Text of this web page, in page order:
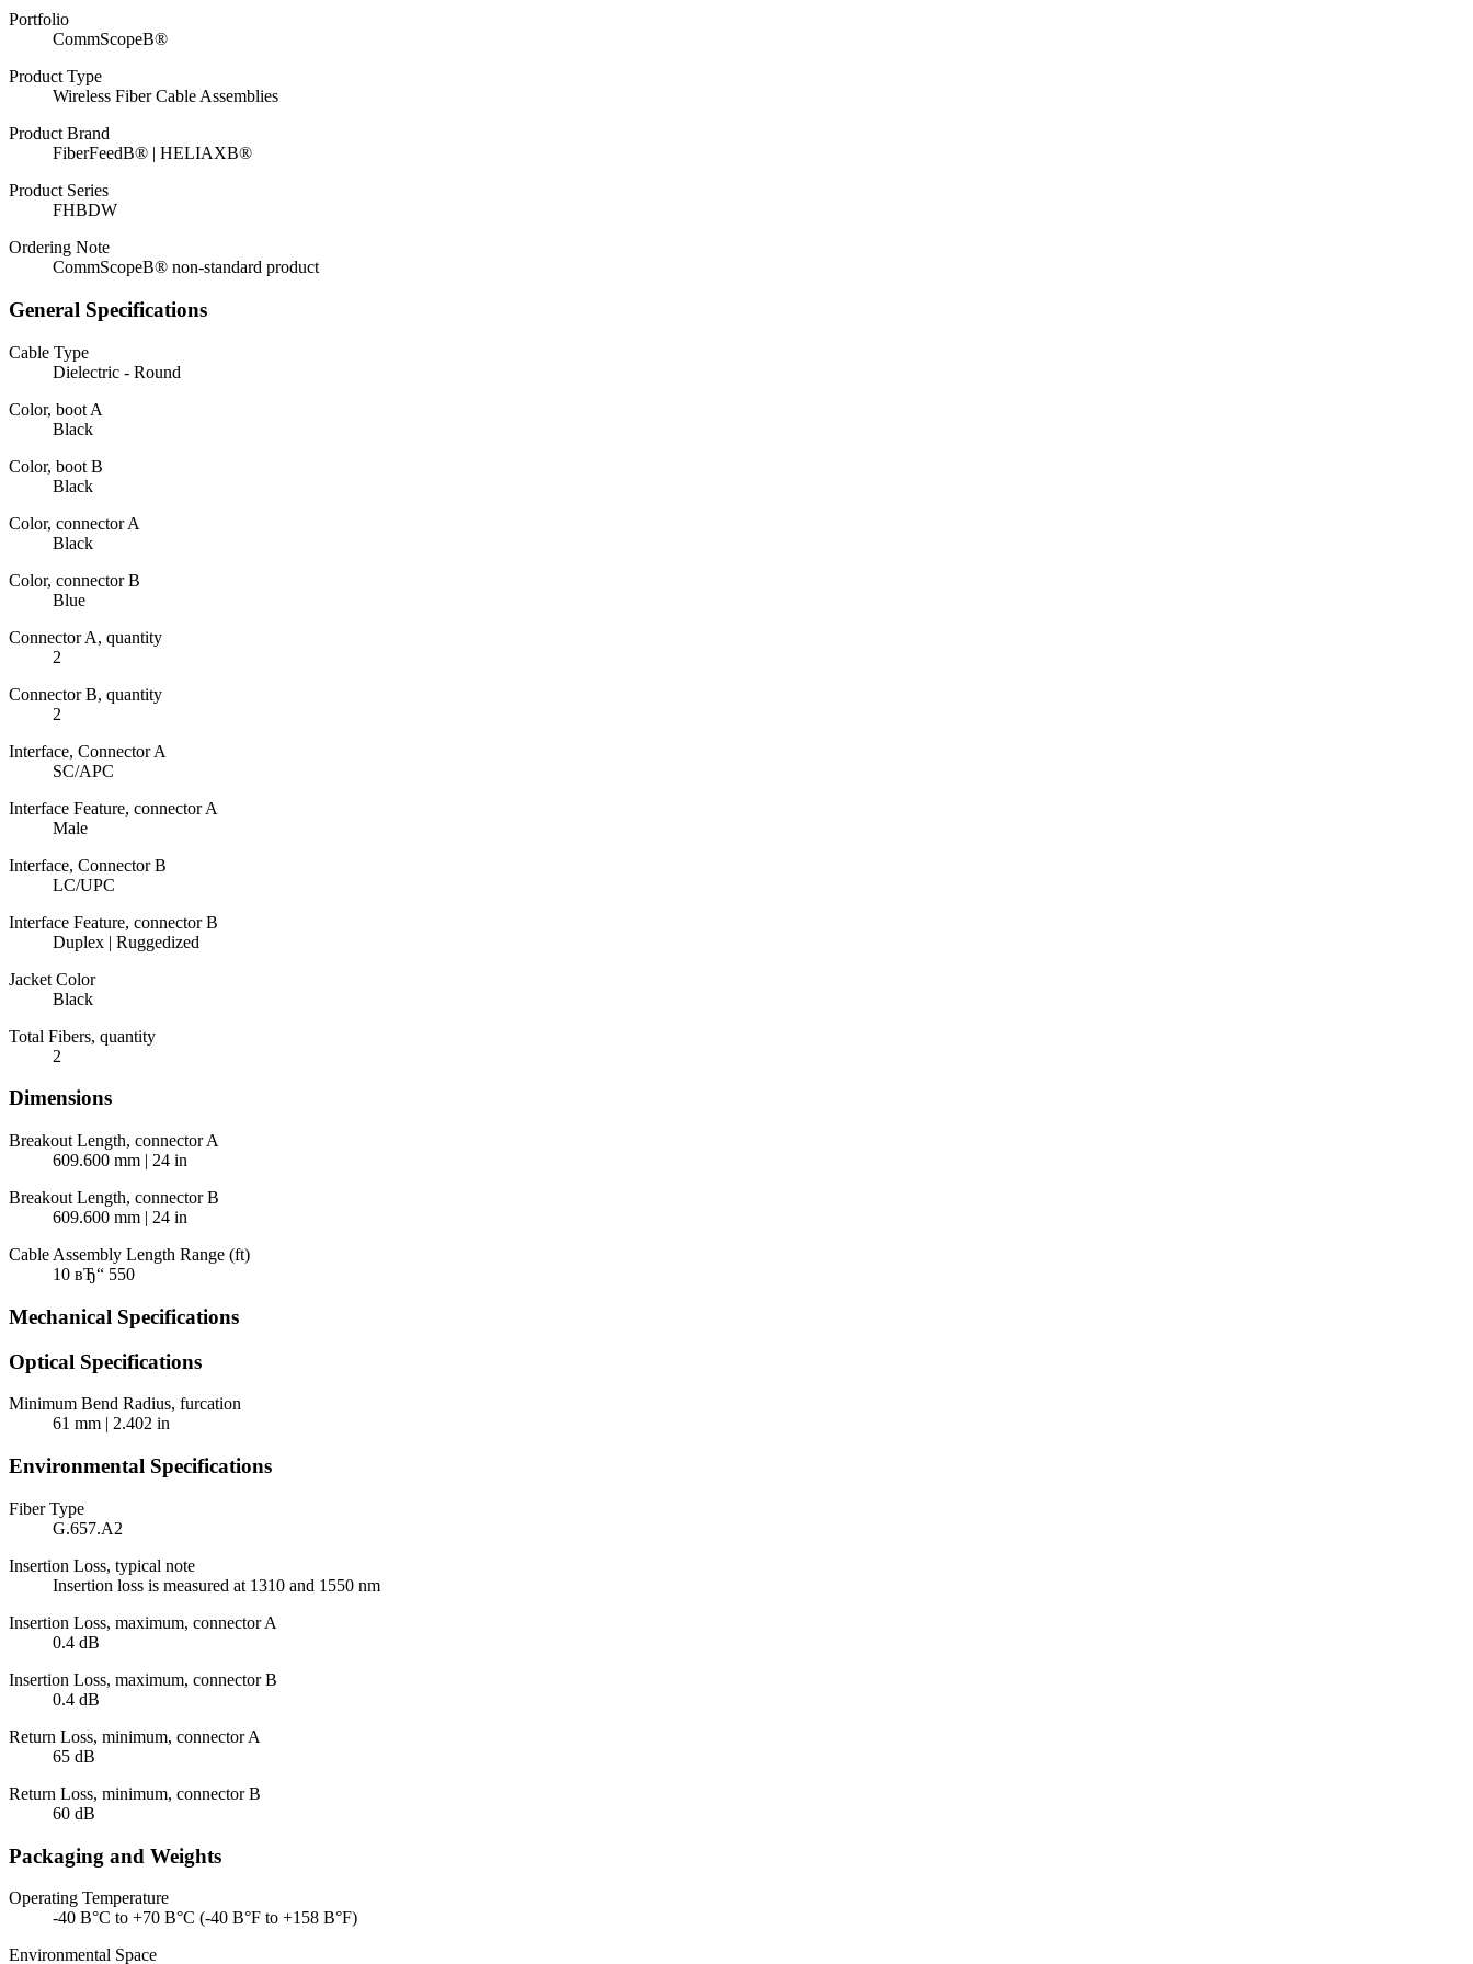
Portfolio
CommScopeВ®
Product Type
Wireless Fiber Cable Assemblies
Product Brand
FiberFeedВ® | HELIAXВ®
Product Series
FHBDW
Ordering Note
CommScopeВ® non-standard product
General Specifications
Cable Type
Dielectric - Round
Color, boot A
Black
Color, boot B
Black
Color, connector A
Black
Color, connector B
Blue
Connector A, quantity
2
Connector B, quantity
2
Interface, Connector A
SC/APC
Interface Feature, connector A
Male
Interface, Connector B
LC/UPC
Interface Feature, connector B
Duplex | Ruggedized
Jacket Color
Black
Total Fibers, quantity
2
Dimensions
Breakout Length, connector A
609.600 mm | 24 in
Breakout Length, connector B
609.600 mm | 24 in
Cable Assembly Length Range (ft)
10 вЂ“ 550
Mechanical Specifications
Optical Specifications
Minimum Bend Radius, furcation
61 mm | 2.402 in
Environmental Specifications
Fiber Type
G.657.A2
Insertion Loss, typical note
Insertion loss is measured at 1310 and 1550 nm
Insertion Loss, maximum, connector A
0.4 dB
Insertion Loss, maximum, connector B
0.4 dB
Return Loss, minimum, connector A
65 dB
Return Loss, minimum, connector B
60 dB
Packaging and Weights
Operating Temperature
-40 В°C to +70 В°C (-40 В°F to +158 В°F)
Environmental Space